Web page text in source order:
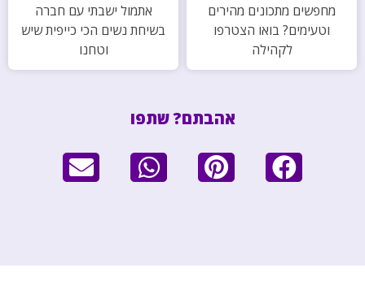
מחפשים מתכונים מהירים
וטעימים? בואו הצטרפו
לקהילה
אתמול ישבתי עם חברה
בשיחת נשים הכי כייפית שיש
וטחנו
אהבתם? שתפו